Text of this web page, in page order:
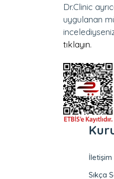
Dr.Clinic
uygulanan
tıklayın.
İletişim
Sıkça